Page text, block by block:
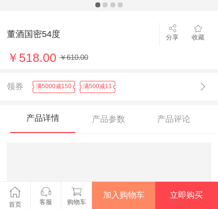
董酒国密54度 分享 收藏
￥518.00 ￥610.00
领券 满5000减150 满500减11
产品详情 产品参数 产品评论
首页 客服 购物车
加入购物车 立即购买